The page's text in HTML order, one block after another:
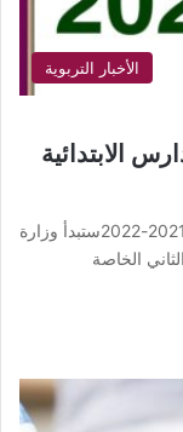
الأخبار التربوية
الابتدائية
موعد نشر أعداد الثلاثي الثاني للمدارس الابتدائية 2021-2022ستبدأ وزارة
الخاصة